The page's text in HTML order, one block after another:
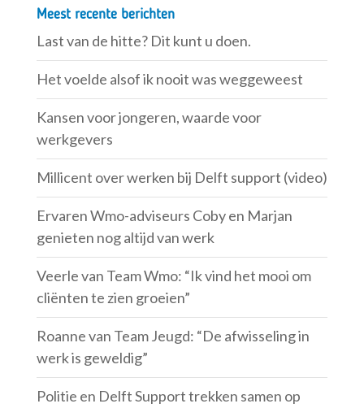
Meest recente berichten
Last van de hitte? Dit kunt u doen.
Het voelde alsof ik nooit was weggeweest
Kansen voor jongeren, waarde voor
werkgevers
Millicent over werken bij Delft support (video)
Ervaren Wmo-adviseurs Coby en Marjan
genieten nog altijd van werk
Veerle van Team Wmo: “Ik vind het mooi om
cliënten te zien groeien”
Roanne van Team Jeugd: “De afwisseling in
werk is geweldig”
Politie en Delft Support trekken samen op